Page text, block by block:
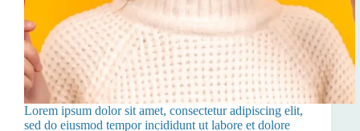
Lorem ipsum dolor sit amet, consectetur adipiscing elit,
sed do eiusmod tempor incididunt ut labore et dolore